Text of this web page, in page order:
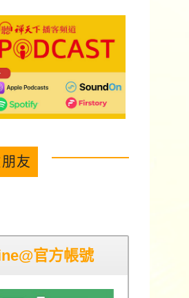
友
官方帳號